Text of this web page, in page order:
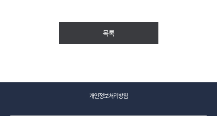
목록
개인정보처리방침